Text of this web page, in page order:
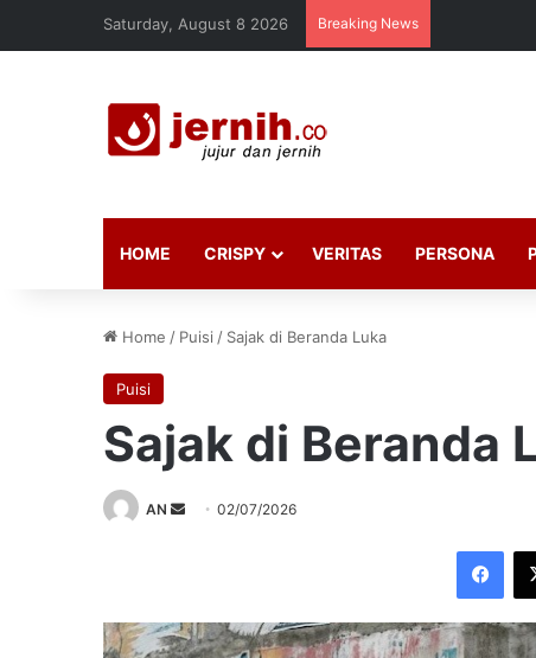
Saturday, August 8 2026 Breaking News
HOME CRISPY VERITAS PERSONA
Home / Puisi / Sajak di Beranda Luka
Puisi
Sajak di Beranda
AN
Send02/07/2026